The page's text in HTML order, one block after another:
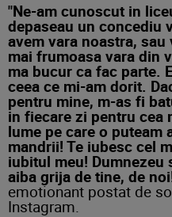
"Ne-am cunoscut in
depaseau un concediu
avem vara noastra,
mai frumoasa vara din
ma bucur ca fac parte.
ceea ce mi-am dorit.
pentru mine, m-as fi
in fiecare zi pentru cea
lume pe care o puteam
mandrii! Te iubesc cel
iubitul meu! Dumnezeu
aiba grija de tine, de
emotionant postat de
Instagram.